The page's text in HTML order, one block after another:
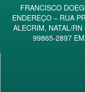
FRANCISCO
ENDEREÇO – RUA
ALECRIM, NATAL/
99865-2897